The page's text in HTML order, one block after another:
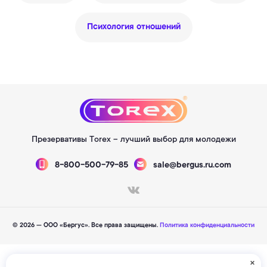
×
Психология отношений
Презервативы Torex – лучший выбор для молодежи
8-800-500-79-85 sale@bergus.ru.com
© 2026 — ООО «Бергус». Все права защищены. Политика конфиденциальности